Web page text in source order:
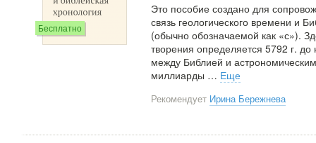
Бесплатно
Это пособие создано для
связь геологического времени и
(обычно обозначаемой как «с»).
творения определяется 5792 г. до
между Библией и
миллиарды … Еще
Рекомендует Ирина Бережнева